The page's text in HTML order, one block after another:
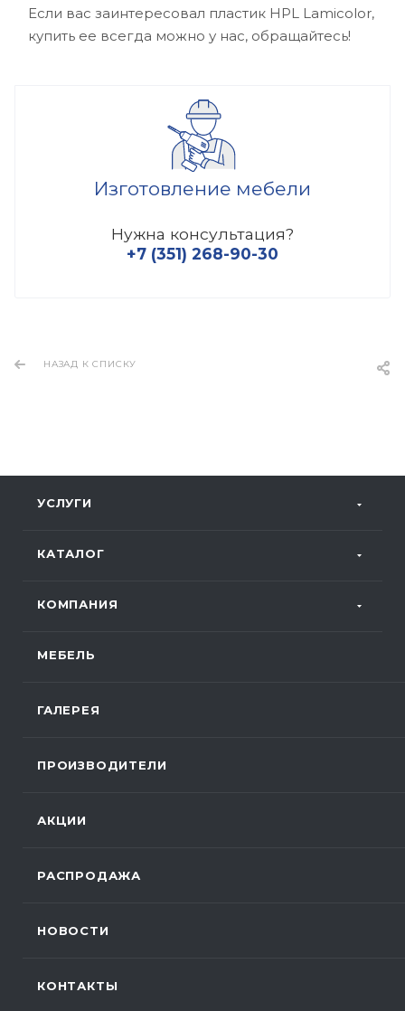
Если вас заинтересовал пластик HPL Lamicolor,
купить ее всегда можно у нас, обращайтесь!
Изготовление мебели
Нужна консультация?
+7 (351) 268-90-30
НАЗАД К СПИСКУ
УСЛУГИ
КАТАЛОГ
КОМПАНИЯ
МЕБЕЛЬ
ГАЛЕРЕЯ
ПРОИЗВОДИТЕЛИ
АКЦИИ
РАСПРОДАЖА
НОВОСТИ
КОНТАКТЫ